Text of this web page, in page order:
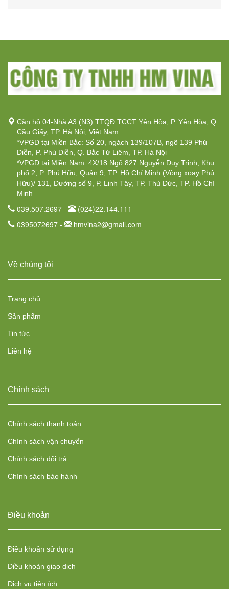
Căn hộ 04-Nhà A3 (N3) TTQĐ TCCT Yên Hòa, P. Yên Hòa, Q.
Cầu Giấy, TP. Hà Nội, Việt Nam
*VPGD tại Miền Bắc: Số 20, ngách 139/107B, ngõ 139 Phú
Diễn, P. Phú Diễn, Q. Bắc Từ Liêm, TP. Hà Nội
*VPGD tại Miền Nam: 4X/18 Ngõ 827 Nguyễn Duy Trinh, Khu
phố 2, P. Phú Hữu, Quận 9, TP. Hồ Chí Minh (Vòng xoay Phú
Hữu)/ 131, Đường số 9, P. Linh Tây, TP. Thủ Đức, TP. Hồ Chí
Minh
039.507.2697 -
(024)22.144.111
0395072697 -
hmvina2@gmail.com
Về chúng tôi
Trang chủ
Sản phẩm
Tin tức
Liên hệ
Chính sách
Chính sách thanh toán
Chính sách vận chuyển
Chính sách đổi trả
Chính sách bảo hành
Điều khoản
Điều khoản sử dụng
Điều khoản giao dịch
Dịch vụ tiện ích